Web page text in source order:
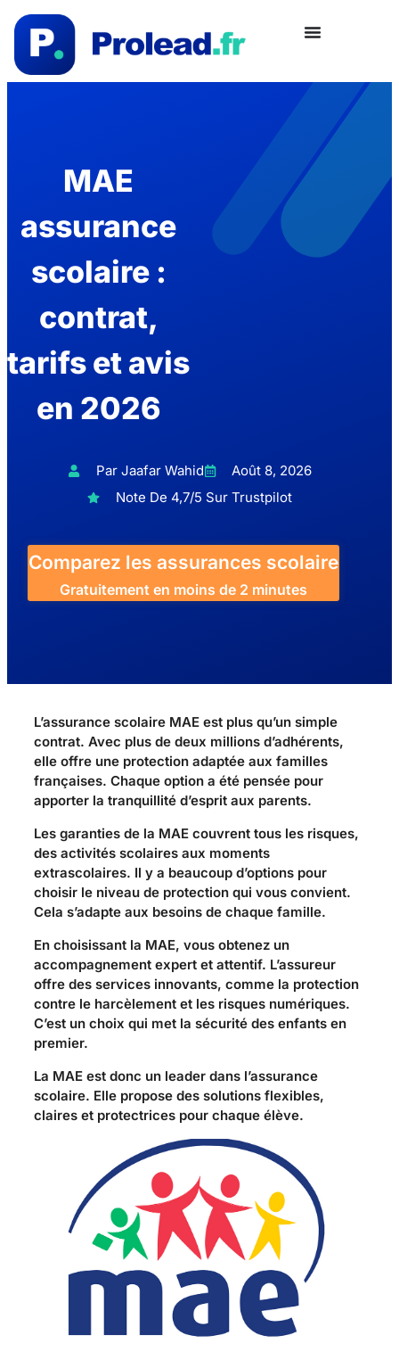
MAE
assurance
scolaire :
contrat,
tarifs et avis
en 2026
Par Jaafar Wahid
Août 8, 2026
Note De 4,7/5 Sur Trustpilot
Comparez les assurances scolaire
Gratuitement en moins de 2 minutes
L’assurance scolaire MAE est plus qu’un simple
contrat. Avec plus de deux millions d’adhérents,
elle offre une protection adaptée aux familles
françaises. Chaque option a été pensée pour
apporter la tranquillité d’esprit aux parents.
Les garanties de la MAE couvrent tous les risques,
des activités scolaires aux moments
extrascolaires. Il y a beaucoup d’options pour
choisir le niveau de protection qui vous convient.
Cela s’adapte aux besoins de chaque famille.
En choisissant la MAE, vous obtenez un
accompagnement expert et attentif. L’assureur
offre des services innovants, comme la protection
contre le harcèlement et les risques numériques.
C’est un choix qui met la sécurité des enfants en
premier.
La MAE est donc un leader dans l’assurance
scolaire. Elle propose des solutions flexibles,
claires et protectrices pour chaque élève.